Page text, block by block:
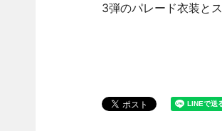
3弾のパレード衣装と